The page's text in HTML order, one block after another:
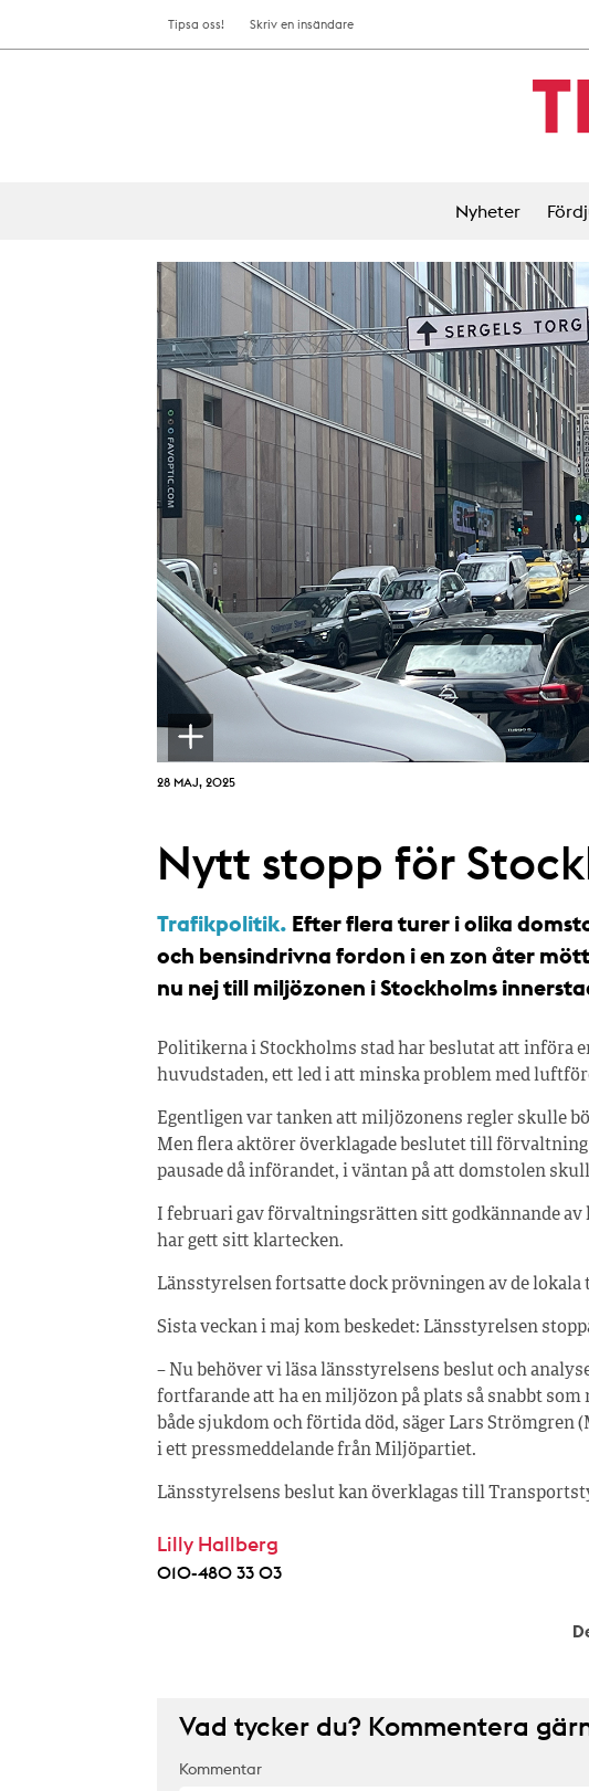
Tipsa oss! Skriv en insändare
Nyheter
28 MAJ, 2025
Nytt stopp för
Trafikpolitik. Efter flera turer i olika
och bensindrivna fordon i en zon åter
nu nej till miljözonen i Stockholms
Politikerna i Stockholms stad har beslutat att införa
huvudstaden, ett led i att minska problem med
Egentligen var tanken att miljözonens regler skulle
Men flera aktörer överklagade beslutet till
pausade då införandet, i väntan på att domstolen
I februari gav förvaltningsrätten sitt godkännande
har gett sitt klartecken.
Länsstyrelsen fortsatte dock prövningen av de
Sista veckan i maj kom beskedet: Länsstyrelsen
– Nu behöver vi läsa länsstyrelsens beslut och
fortfarande att ha en miljözon på plats så snabbt
både sjukdom och förtida död, säger Lars Strömgren
i ett pressmeddelande från Miljöpartiet.
Länsstyrelsens beslut kan överklagas till
Lilly Hallberg
010-480 33 03
Vad tycker du? Kommentera
Kommentar